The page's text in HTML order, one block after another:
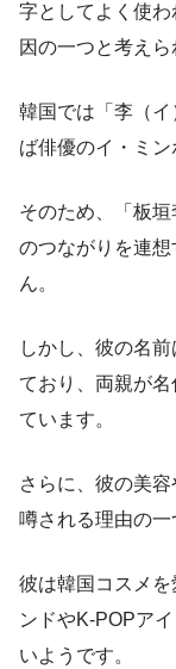
字としてよく使
因の一つと考えら
韓国では「李（
ば俳優のイ・ミン
そのため、「板
のつながりを連
ん。
しかし、彼の名
ており、両親が
ています。
さらに、彼の美
噂される理由の一
彼は韓国コスメ
ンドやK-POPア
いようです。